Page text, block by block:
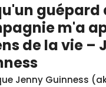
guépard
m'a
de la vie –
Jenny Guinness